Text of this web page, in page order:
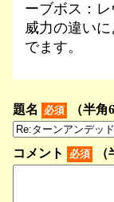
ーブボス：レ
威力の違い
でます。
題名 必須 （半角
コメント 必須 （